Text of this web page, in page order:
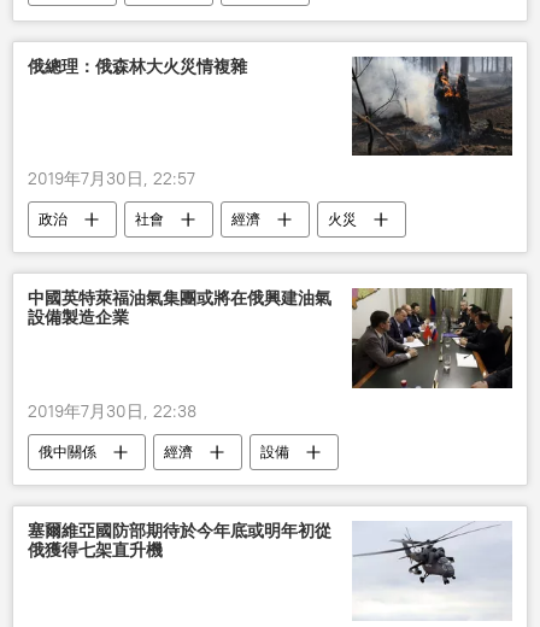
俄總理：俄森林大火災情複雜
2019年7月30日, 22:57
政治 社會 經濟 火災
中國英特萊福油氣集團或將在俄興建油氣
設備製造企業
2019年7月30日, 22:38
俄中關係 經濟 設備
塞爾維亞國防部期待於今年底或明年初從
俄獲得七架直升機